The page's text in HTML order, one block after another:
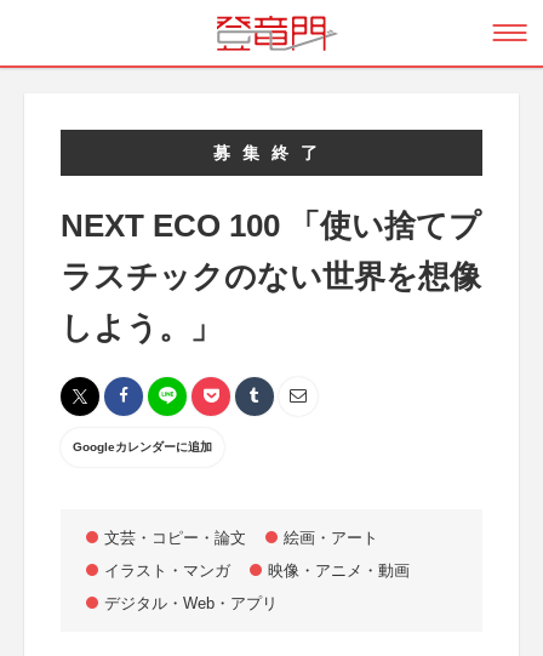
募集終了
NEXT ECO 100 「使い捨てプ
ラスチックのない世界を想像
しよう。」
Googleカレンダーに追加
文芸・コピー・論文
絵画・アート
イラスト・マンガ
映像・アニメ・動画
デジタル・Web・アプリ